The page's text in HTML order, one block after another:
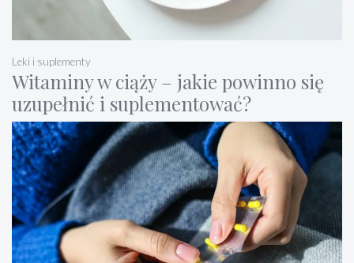
Witaminy w ciąży – jakie powinno się
uzupełnić i suplementować?
Leki i suplementy